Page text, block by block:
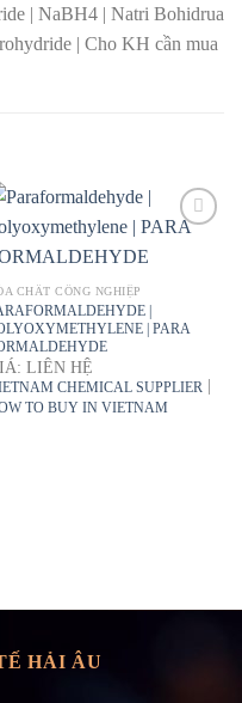
| NaBH4 | Natri Bohidrua
| Cho KH cần mua
CHẤT CÔNG NGHIỆP
|
| PARA
LIÊN HỆ
CHEMICAL SUPPLIER
TO BUY IN VIETNAM
HẢI ÂU